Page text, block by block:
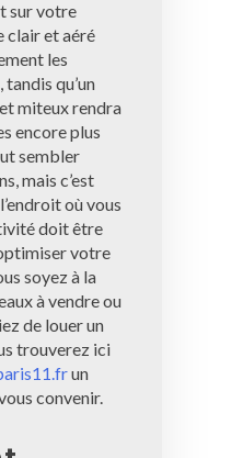
sur votre
clair et aéré
les
qu’un
miteux rendra
encore plus
sembler
mais c’est
où vous
doit être
votre
soyez à la
à vendre ou
de louer un
trouverez ici
un
convenir.